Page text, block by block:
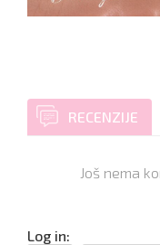
RECENZIJE
Još nema
Log in: